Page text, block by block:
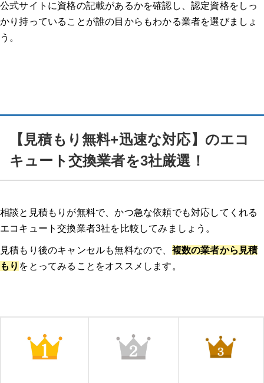
公式サイトに資格の記載があるかを確認し、認定資格をしっ
かり持っていることが誰の目からもわかる業者を選びましょ
う。
【見積もり無料+迅速な対応】のエコ
キュート交換業者を3社厳選！
相談と見積もりが無料で、かつ急な依頼でも対応してくれる
エコキュート交換業者3社を比較してみましょう。
見積もり後のキャンセルも無料なので、 複数の業者から見積
もり をとってみることをオススメします。